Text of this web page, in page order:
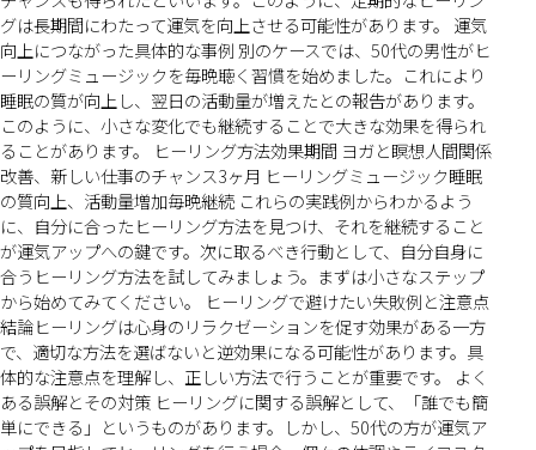
グは長期間にわたって運気を向上させる可能性があります。 運気
向上につながった具体的な事例 別のケースでは、50代の男性がヒ
ーリングミュージックを毎晩聴く習慣を始めました。これにより
睡眠の質が向上し、翌日の活動量が増えたとの報告があります。
このように、小さな変化でも継続することで大きな効果を得られ
ることがあります。 ヒーリング方法効果期間 ヨガと瞑想人間関係
改善、新しい仕事のチャンス3ヶ月 ヒーリングミュージック睡眠
の質向上、活動量増加毎晩継続 これらの実践例からわかるよう
に、自分に合ったヒーリング方法を見つけ、それを継続すること
が運気アップへの鍵です。次に取るべき行動として、自分自身に
合うヒーリング方法を試してみましょう。まずは小さなステップ
から始めてみてください。 ヒーリングで避けたい失敗例と注意点
結論ヒーリングは心身のリラクゼーションを促す効果がある一方
で、適切な方法を選ばないと逆効果になる可能性があります。具
体的な注意点を理解し、正しい方法で行うことが重要です。 よく
ある誤解とその対策 ヒーリングに関する誤解として、「誰でも簡
単にできる」というものがあります。しかし、50代の方が運気ア